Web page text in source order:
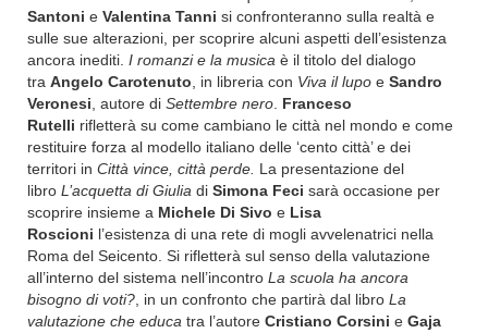
Santoni e Valentina Tanni si confronteranno sulla realtà e
sulle sue alterazioni, per scoprire alcuni aspetti dell’esistenza
ancora inediti. I romanzi e la musica è il titolo del dialogo
tra Angelo Carotenuto , in libreria con Viva il lupo e Sandro
Veronesi , autore di Settembre nero Franceso
Rutelli rifletterà su come cambiano le città nel mondo e come
restituire forza al modello italiano delle ‘cento città’ e dei
territori in Città vince, città perde. La presentazione del
libro L’acquetta di Giulia di Simona Feci sarà occasione per
scoprire insieme a Michele Di Sivo e Lisa
Roscioni l’esistenza di una rete di mogli avvelenatrici nella
Roma del Seicento. Si rifletterà sul senso della valutazione
all’interno del sistema nell’incontro La scuola ha ancora
bisogno di voti? , in un confronto che partirà dal libro La
valutazione che educa tra l’autore Cristiano Corsini e Gaja